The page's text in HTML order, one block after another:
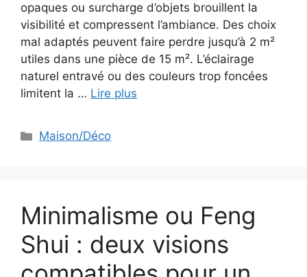
opaques ou surcharge d’objets brouillent la
visibilité et compressent l’ambiance. Des choix
mal adaptés peuvent faire perdre jusqu’à 2 m²
utiles dans une pièce de 15 m². L’éclairage
naturel entravé ou des couleurs trop foncées
limitent la … Lire plus
Catégories
Maison/Déco
Minimalisme ou Feng
Shui : deux visions